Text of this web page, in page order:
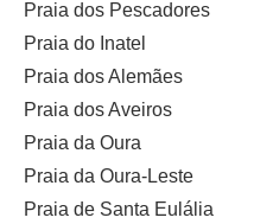
Praia dos Pescadores
Praia do Inatel
Praia dos Alemães
Praia dos Aveiros
Praia da Oura
Praia da Oura-Leste
Praia de Santa Eulália